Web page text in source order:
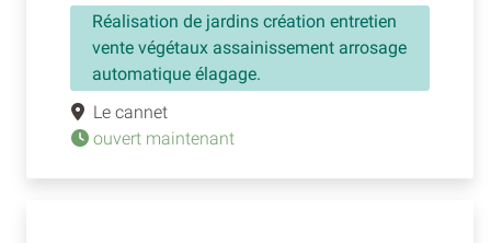
Réalisation de jardins création entretien
vente végétaux assainissement arrosage
automatique élagage.
Le cannet
ouvert maintenant